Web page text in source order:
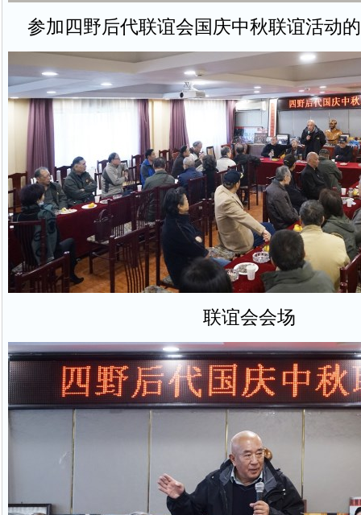
参加四野后代联谊会国庆中秋联谊活动
联谊会会场